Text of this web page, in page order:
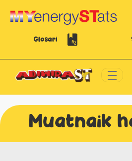
Skip to Main Content
Glosari
Panduan Eksperimen -
Muatnaik